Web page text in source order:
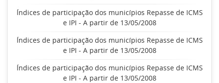
Índices de participação dos municípios Repasse de ICMS
e IPI - A partir de 13/05/2008
Índices de participação dos municípios Repasse de ICMS
e IPI - A partir de 13/05/2008
Índices de participação dos municípios Repasse de ICMS
e IPI - A partir de 13/05/2008